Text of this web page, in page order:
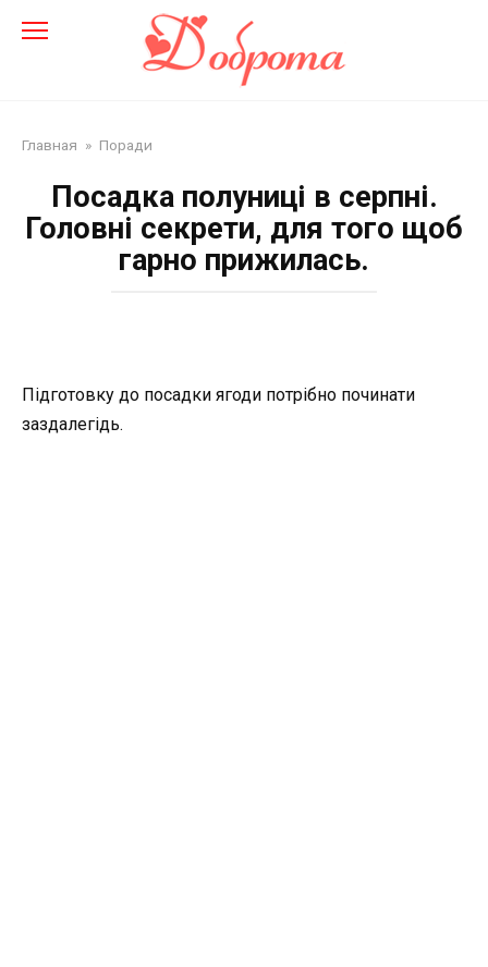
Главная » Поради
Посадка полуниці в серпні.
Головні секрети, для того щоб
гарно прижилась.
Підготовку до посадки ягоди потрібно починати
заздалегідь.